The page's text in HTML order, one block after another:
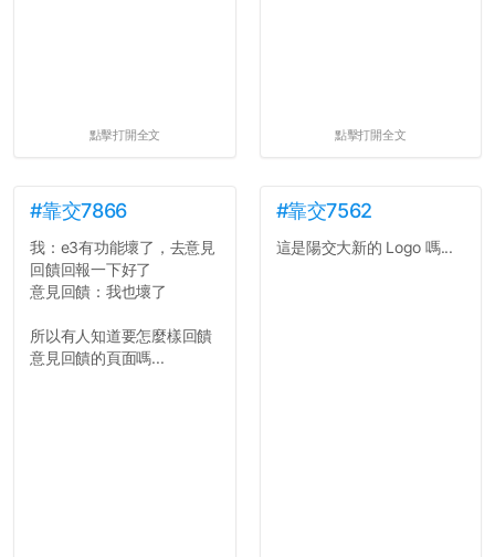
點擊打開全文 點擊打開全文
#靠交7866
我：e3有功能壞了，去意見
回饋回報一下好了
意見回饋：我也壞了
所以有人知道要怎麼樣回饋
意見回饋的頁面嗎...
#靠交7562
這是陽交大新的 Logo 嗎...